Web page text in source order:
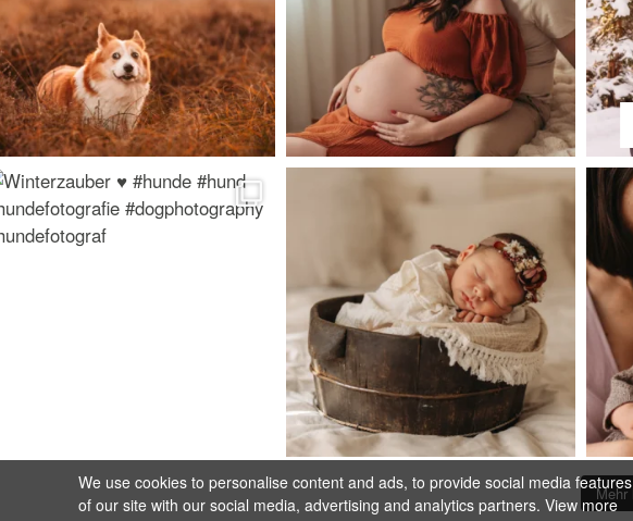
Mehr
We use cookies to personalise content and ads, to provide social media
of our site with our social media, advertising and analytics partners. View more